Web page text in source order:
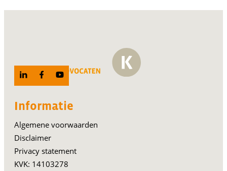
Informatie
Algemene voorwaarden
Disclaimer
Privacy statement
KVK: 14103278